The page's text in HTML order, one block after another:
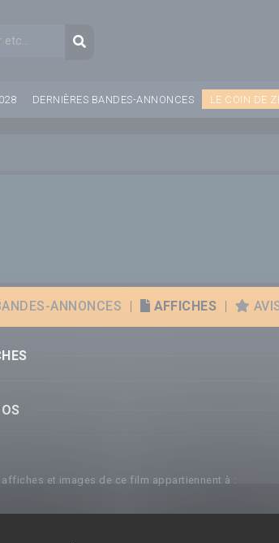
Recherche
DERNIÈRES BANDES-ANNONCES LE COIN DE
ANNONCES AFFICHES
et images de ce film appartiennent à :